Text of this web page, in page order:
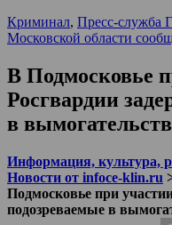
Криминал, Пресс-служба
Московской области
В Подмосковье
Росгвардии
в
Информация, культура,
Новости от infoce-klin.ru
Подмосковье при
подозреваемые в